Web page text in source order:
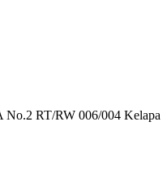
No.2 RT/RW 006/004 Kelapa